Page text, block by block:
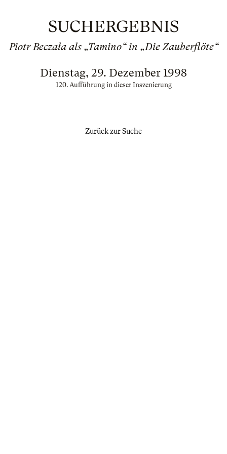
SUCHERGEBNIS
Piotr Beczała als „Tamino“ in „Die Zauberflöte“
Dienstag, 29. Dezember 1998
120. Aufführung in dieser Inszenierung
Zurück zur Suche